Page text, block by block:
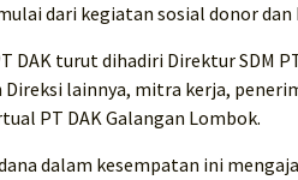
dari kegiatan sosial donor
DAK turut dihadiri Direktur SDM
Direksi lainnya, mitra kerja,
PT DAK Galangan Lombok.
dalam kesempatan ini